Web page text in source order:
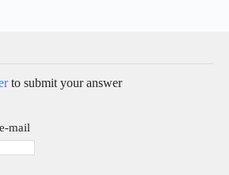
to submit your answer
mail